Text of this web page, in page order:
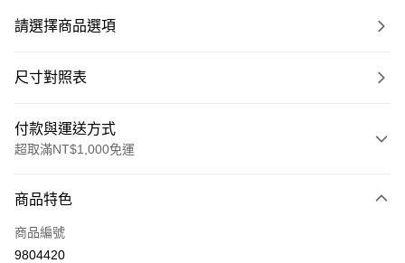
請選擇商品選項
尺寸對照表
付款與運送方式
超取滿NT$1,000免運
信用卡一次付款
信用卡分期付款
商品特色
商品編號
9804420